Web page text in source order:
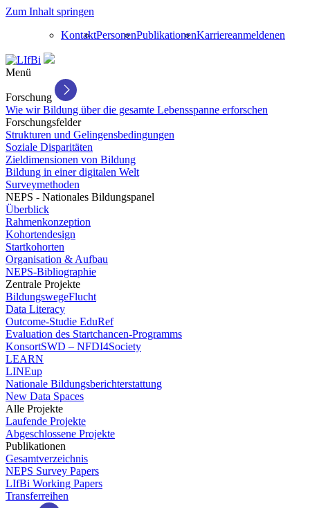
Zum Inhalt springen
KontaktPersonenPublikationenKarriereanmeldenen
Menü
Forschung
Wie wir Bildung über die gesamte Lebensspanne erforschen
Forschungsfelder
Strukturen und Gelingensbedingungen
Soziale Disparitäten
Zieldimensionen von Bildung
Bildung in einer digitalen Welt
Surveymethoden
NEPS - Nationales Bildungspanel
Überblick
Rahmenkonzeption
Kohortendesign
Startkohorten
Organisation & Aufbau
NEPS-Bibliographie
Zentrale Projekte
BildungswegeFlucht
Data Literacy
Outcome-Studie EduRef
Evaluation des Startchancen-Programms
KonsortSWD – NFDI4Society
LEARN
LINEup
Nationale Bildungsberichterstattung
New Data Spaces
Alle Projekte
Laufende Projekte
Abgeschlossene Projekte
Publikationen
Gesamtverzeichnis
NEPS Survey Papers
LIfBi Working Papers
Transferreihen